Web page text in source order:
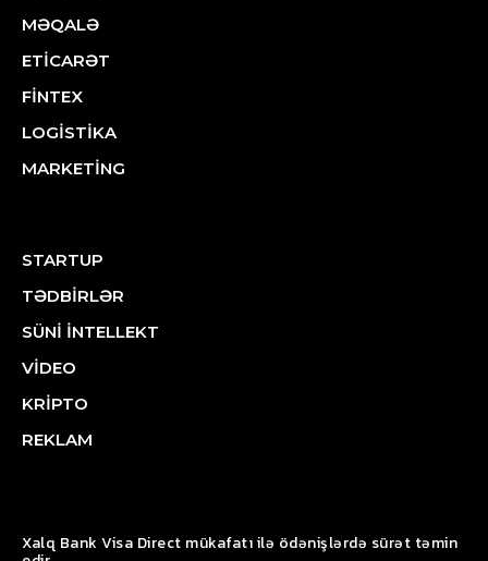
MƏQALƏ
ETİCARƏT
FİNTEX
LOGİSTİKA
MARKETİNG
STARTUP
TƏDBİRLƏR
SÜNİ İNTELLEKT
VİDEO
KRİPTO
REKLAM
Xalq Bank Visa Direct mükafatı ilə ödənişlərdə sürət təmin